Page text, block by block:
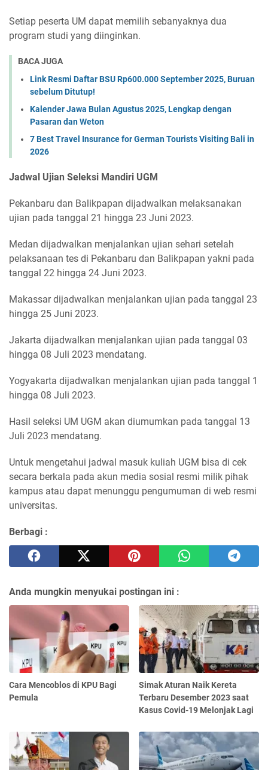
Setiap peserta UM dapat memilih sebanyaknya dua
program studi yang diinginkan.
BACA JUGA
Link Resmi Daftar BSU Rp600.000 September 2025, Buruan
sebelum Ditutup!
Kalender Jawa Bulan Agustus 2025, Lengkap dengan
Pasaran dan Weton
7 Best Travel Insurance for German Tourists Visiting Bali in
2026
Jadwal Ujian Seleksi Mandiri UGM
Pekanbaru dan Balikpapan dijadwalkan melaksanakan
ujian pada tanggal 21 hingga 23 Juni 2023.
Medan dijadwalkan menjalankan ujian sehari setelah
pelaksanaan tes di Pekanbaru dan Balikpapan yakni pada
tanggal 22 hingga 24 Juni 2023.
Makassar dijadwalkan menjalankan ujian pada tanggal 23
hingga 25 Juni 2023.
Jakarta dijadwalkan menjalankan ujian pada tanggal 03
hingga 08 Juli 2023 mendatang.
Yogyakarta dijadwalkan menjalankan ujian pada tanggal 1
hingga 08 Juli 2023.
Hasil seleksi UM UGM akan diumumkan pada tanggal 13
Juli 2023 mendatang.
Untuk mengetahui jadwal masuk kuliah UGM bisa di cek
secara berkala pada akun media sosial resmi milik pihak
kampus atau dapat menunggu pengumuman di web resmi
universitas.
Berbagi :
Anda mungkin menyukai postingan ini :
Cara Mencoblos di KPU Bagi
Pemula
Simak Aturan Naik Kereta
Terbaru Desember 2023 saat
Kasus Covid-19 Melonjak Lagi